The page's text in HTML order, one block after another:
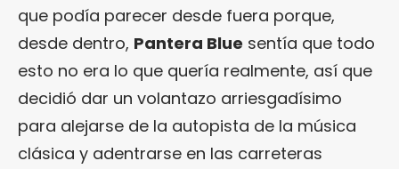
que podía parecer desde fuera porque,
desde dentro, Pantera Blue sentía que todo
esto no era lo que quería realmente, así que
decidió dar un volantazo arriesgadísimo
para alejarse de la autopista de la música
clásica y adentrarse en las carreteras